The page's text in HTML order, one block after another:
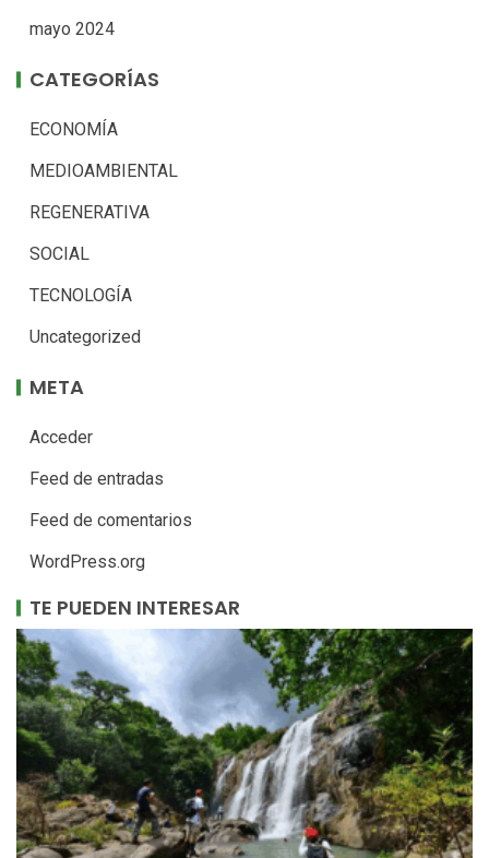
mayo 2024
CATEGORÍAS
ECONOMÍA
MEDIOAMBIENTAL
REGENERATIVA
SOCIAL
TECNOLOGÍA
Uncategorized
META
Acceder
Feed de entradas
Feed de comentarios
WordPress.org
TE PUEDEN INTERESAR